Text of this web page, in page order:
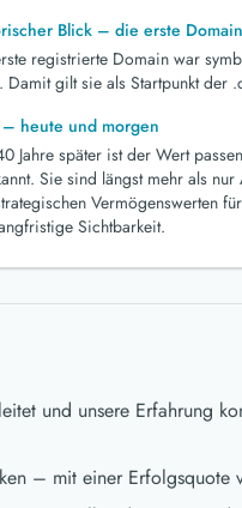
Blick – die erste Domain
registrierte Domain war
Damit gilt sie als Startpunkt der
– heute und morgen
Jahre später ist der Wert
Sie sind längst mehr als
Vermögenswerten
Sichtbarkeit.
und unsere Erfahrung
– mit einer Erfolgsquote